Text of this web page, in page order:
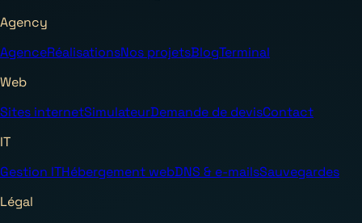
Agency
AgenceRéalisationsNos projetsBlogTerminal
Web
Sites internetSimulateurDemande de devisContact
IT
Gestion ITHébergement webDNS & e-mailsSauvegardes
Légal